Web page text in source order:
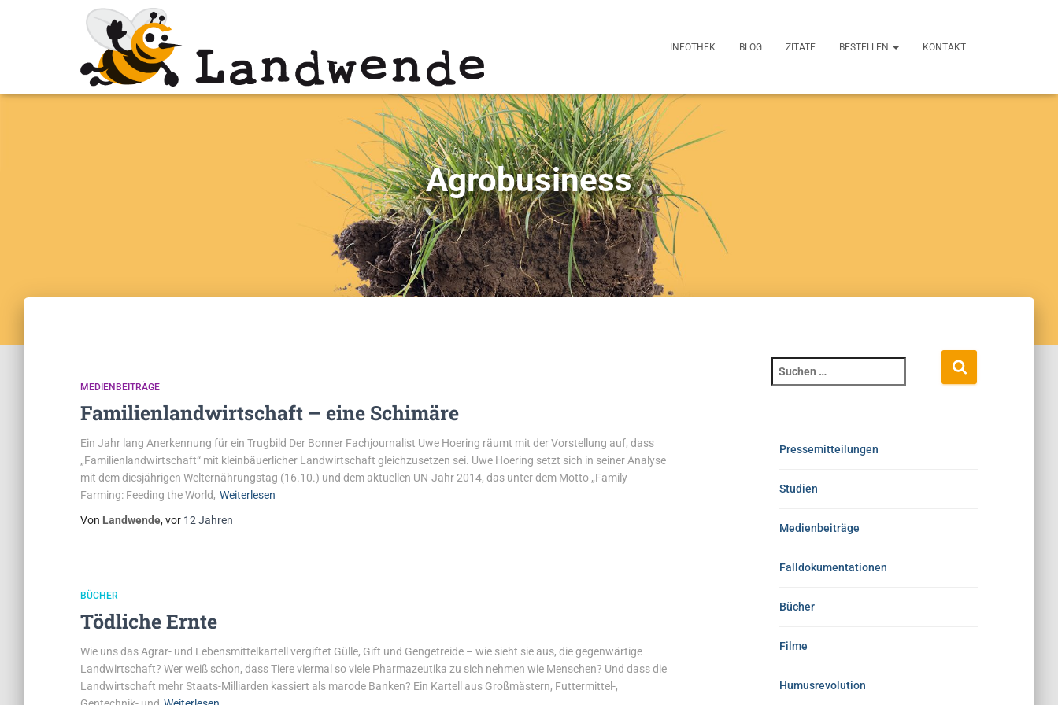
INFOTHEK BLOG ZITATE BESTELLEN KONTAKT
Agrobusiness
MEDIENBEITRÄGE
Familienlandwirtschaft – eine Schimäre
Ein Jahr lang Anerkennung für ein Trugbild Der Bonner Fachjournalist Uwe Hoering räumt mit der Vorstellung auf, dass
„Familienlandwirtschaft“ mit kleinbäuerlicher Landwirtschaft gleichzusetzen sei. Uwe Hoering setzt sich in seiner Analyse
mit dem diesjährigen Welternährungstag (16.10.) und dem aktuellen UN-Jahr 2014, das unter dem Motto „Family
Farming: Feeding the World, Weiterlesen
Von Landwende, vor 12 Jahren
BÜCHER
Tödliche Ernte
Wie uns das Agrar- und Lebensmittelkartell vergiftet Gülle, Gift und Gengetreide – wie sieht sie aus, die gegenwärtige
Landwirtschaft? Wer weiß schon, dass Tiere viermal so viele Pharmazeutika zu sich nehmen wie Menschen? Und dass die
Landwirtschaft mehr Staats-Milliarden kassiert als marode Banken? Ein Kartell aus Großmästern, Futtermittel-,
Pressemitteilungen
Studien
Medienbeiträge
Falldokumentationen
Bücher
Filme
Humusrevolution